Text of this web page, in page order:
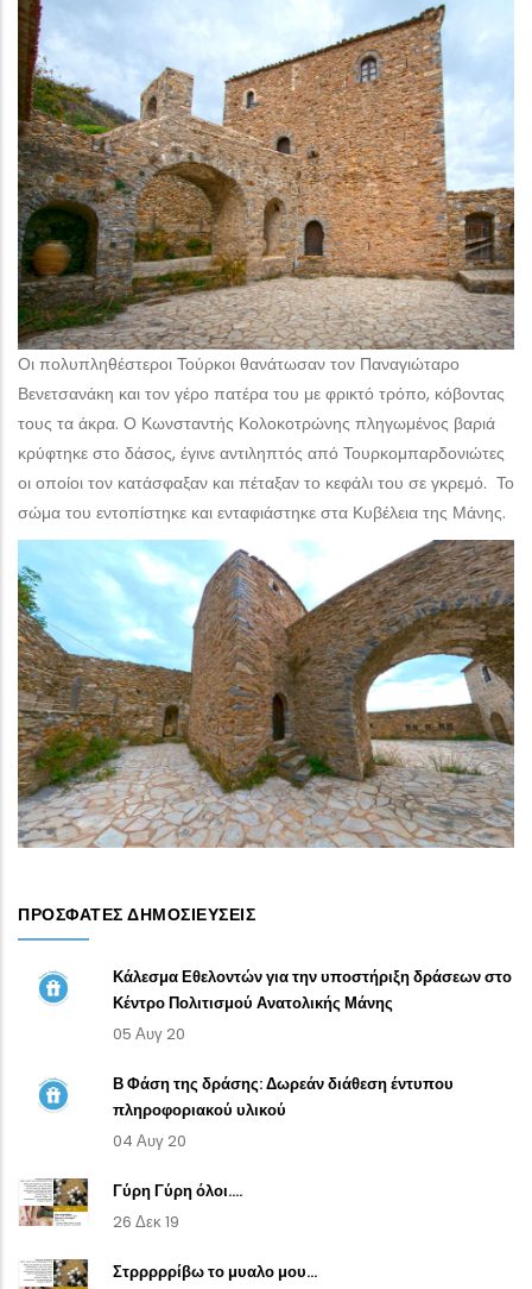
Οι πολυπληθέστεροι Τούρκοι θανάτωσαν τον Παναγιώταρο
Βενετσανάκη και τον γέρο πατέρα του με φρικτό τρόπο, κόβοντας
τους τα άκρα. Ο Κωνσταντής Κολοκοτρώνης πληγωμένος βαριά
κρύφτηκε στο δάσος, έγινε αντιληπτός από Τουρκομπαρδονιώτες
οι οποίοι τον κατάσφαξαν και πέταξαν το κεφάλι του σε γκρεμό. Το
σώμα του εντοπίστηκε και ενταφιάστηκε στα Κυβέλεια της Μάνης.
ΠΡΌΣΦΑΤΕΣ ΔΗΜΟΣΙΕΎΣΕΙΣ
Κάλεσμα Εθελοντών για την υποστήριξη δράσεων στο
Κέντρο Πολιτισμού Ανατολικής Μάνης
05 Αυγ 20
Β Φάση της δράσης: Δωρεάν διάθεση έντυπου
πληροφοριακού υλικού
04 Αυγ 20
Γύρη Γύρη όλοι....
26 Δεκ 19
Στρρρρρίβω το μυαλο μου...